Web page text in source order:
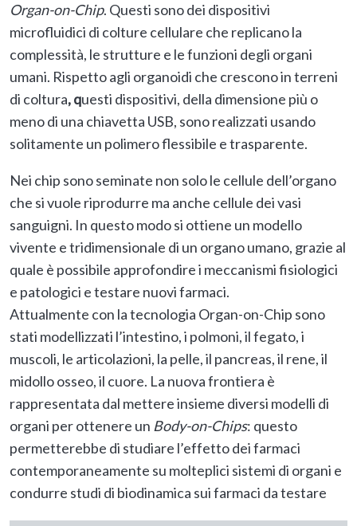
Organ-on-Chip. Questi sono dei dispositivi
microfluidici di colture cellulare che replicano la
complessità, le strutture e le funzioni degli organi
umani. Rispetto agli organoidi che crescono in terreni
di coltura, questi dispositivi, della dimensione più o
meno di una chiavetta USB, sono realizzati usando
solitamente un polimero flessibile e trasparente.
Nei chip sono seminate non solo le cellule dell’organo
che si vuole riprodurre ma anche cellule dei vasi
sanguigni. In questo modo si ottiene un modello
vivente e tridimensionale di un organo umano, grazie al
quale è possibile approfondire i meccanismi fisiologici
e patologici e testare nuovi farmaci.
Attualmente con la tecnologia Organ-on-Chip sono
stati modellizzati l’intestino, i polmoni, il fegato, i
muscoli, le articolazioni, la pelle, il pancreas, il rene, il
midollo osseo, il cuore. La nuova frontiera è
rappresentata dal mettere insieme diversi modelli di
organi per ottenere un Body-on-Chips: questo
permetterebbe di studiare l’effetto dei farmaci
contemporaneamente su molteplici sistemi di organi e
condurre studi di biodinamica sui farmaci da testare